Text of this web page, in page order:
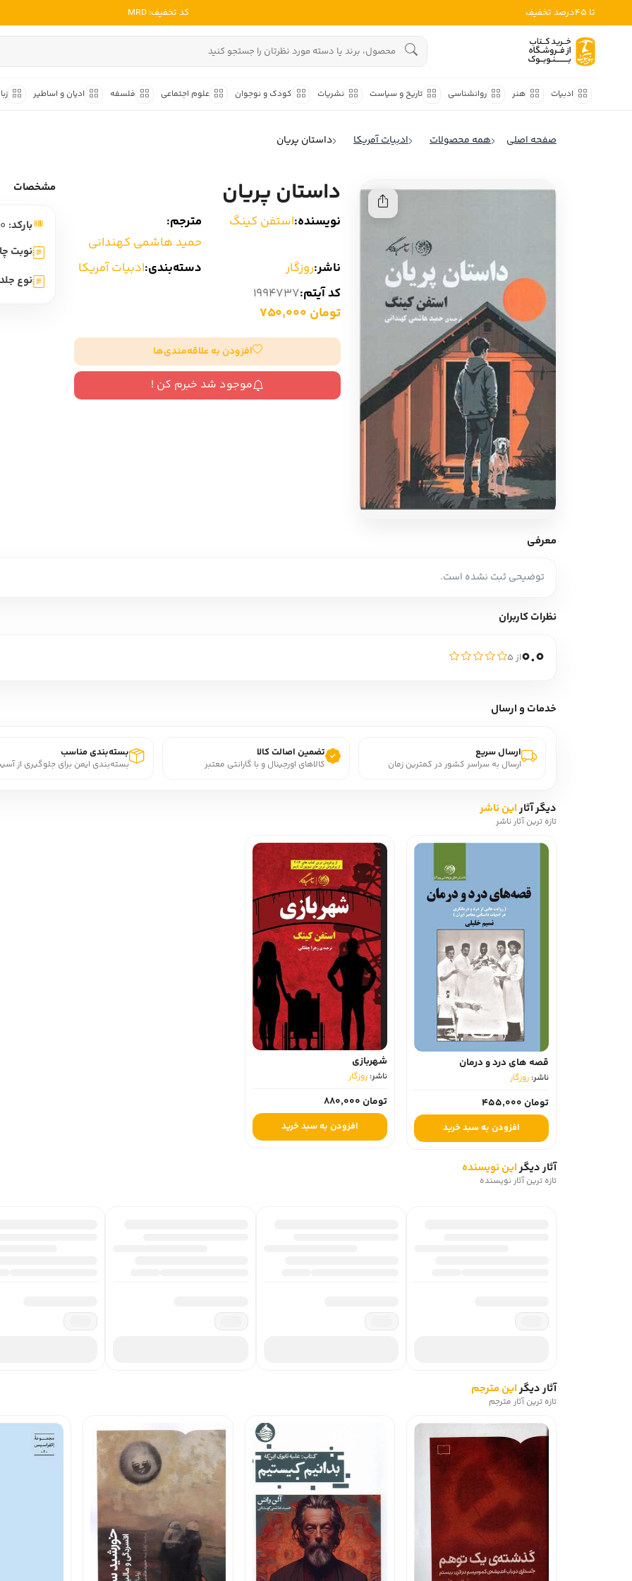
تا 45درصد تخفیف کد تخفیف: MRD
ادبیات هنر روانشناسی تاریخ و سیاست نشریات کودک و نوجوان علوم اجتماعی فلسفه ادیان و اساطیر
ادبیات ایران
ادبیات روسیه
ادبیات آمریکای لاتین
ادبیات آلمان
ادبیات ترکیه
ادبیات آسیا
سایر کشورهای اروپا
شعر
شرح و
ادبیات
جستار و مقاله
آموزش نویسندگی
زبان شناسی
ادبیات
ادبیات ملل
ادبیات ایتالیا
سایر کشورهای اروپا
داستان کوتاه
صفحه اصلی همه محصولات ادبیات آمریکا داستان پریان
داستان پریان
نویسنده:استفن کینگ
مترجم:
حمید هاشمی کهندانی
ناشر:روزگار دسته‌بندی:ادبیات آمریکا
کد آیتم:1994737
تومان 750,000
افزودن به علاقه‌مندی‌ها
موجود شد خبرم کن !
مشخصات
بارکد:
نوبت
نوع
معرفی
توضیحی ثبت نشده است.
نظرات کاربران
0.0از ۵
خدمات و ارسال
ارسال سریع
ارسال به سراسر کشور در کمترین زمان
تضمین اصالت کالا
کالاهای اورجینال و با گارانتی معتبر
بسته‌بندی مناسب
بسته‌بندی ایمن برای جلوگیری از
دیگر آثاراین ناشر
تازه ترین آثار ناشر
قصه های درد و درمان
ناشر: روزگار
تومان 455,000
افزودن به سبد خرید
شهربازی
ناشر: روزگار
تومان 880,000
افزودن به سبد خرید
آثار دیگراین نویسنده
تازه ترین آثار نویسنده
آثار دیگراین مترجم
تازه ترین آثار مترجم